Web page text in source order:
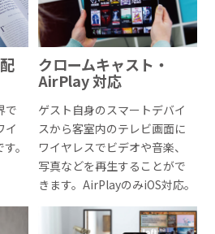
で
イ
。
クロームキャスト・
AirPlay 対応
ゲスト自身のスマートデバイ
スから客室内のテレビ画面に
ワイヤレスでビデオや音楽、
写真などを再生することがで
きます。AirPlayのみiOS対応。